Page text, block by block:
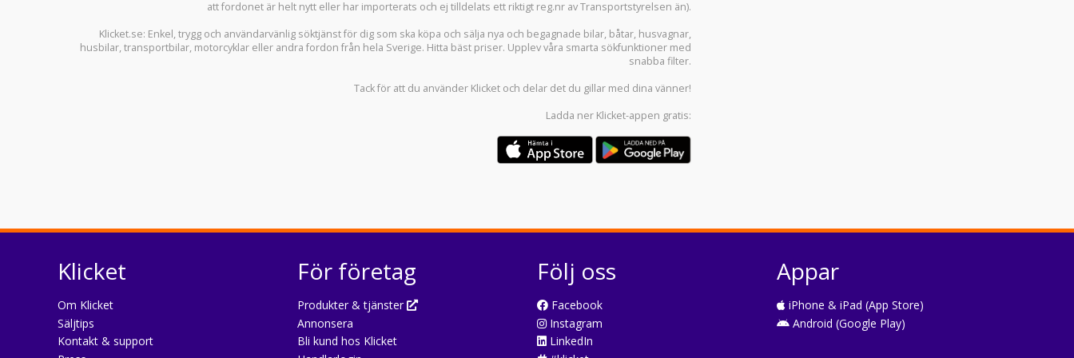
att fordonet är helt nytt eller har importerats och ej tilldelats ett riktigt reg.nr av Transportstyrelsen än).
Klicket.se: Enkel, trygg och användarvänlig söktjänst för dig som ska köpa och sälja nya och begagnade bilar, båtar, husvagnar,
husbilar,transportbilar, motorcyklar eller andra fordon från hela Sverige. Hitta bäst priser. Upplev våra smarta sökfunktioner med
snabba filter.
Tack för att du använder Klicket och delar det du gillar med dina vänner!
Ladda ner Klicket-appen gratis:
Klicket
Om Klicket
Säljtips
Kontakt & support
För företag
Produkter & tjänster
Annonsera
Bli kund hos Klicket
Följ oss
Facebook
Instagram
LinkedIn
Appar
iPhone & iPad (App Store)
Android (Google Play)